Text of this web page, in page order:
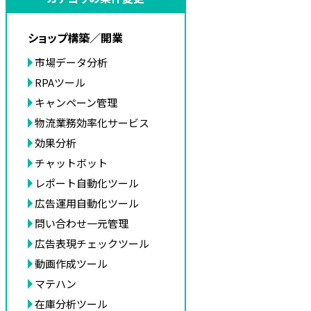
ショップ構築／開業
市場データ分析
RPAツール
キャンペーン管理
物流業務効率化サービス
効果分析
チャットボット
レポート自動化ツール
広告運用自動化ツール
問い合わせ一元管理
広告表現チェックツール
動画作成ツール
マテハン
在庫分析ツール